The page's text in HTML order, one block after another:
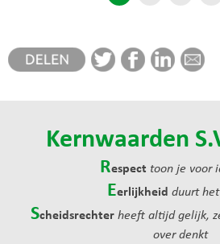
Kernwaarden
Respect toon je voor
Eerlijkheid duurt
Scheidsrechter heeft altijd gelijk,
over denkt